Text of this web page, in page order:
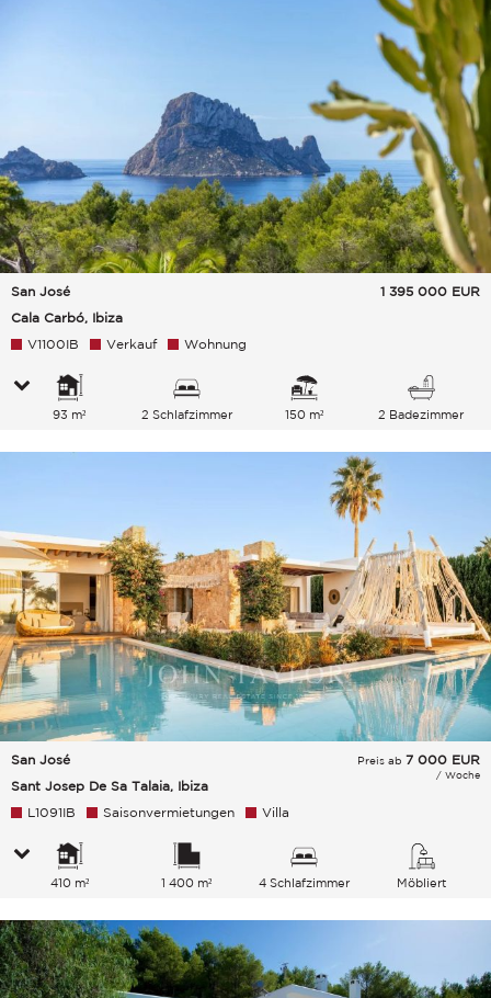
San José
Cala Carbó, Ibiza
1 395 000 EUR
V1100IB Verkauf Wohnung
93 m² 2 Schlafzimmer 150 m² 2 Badezimmer
San José
Sant Josep De Sa Talaia, Ibiza
Preis ab 7 000 EUR
/ Woche
L1091IB Saisonvermietungen Villa
410 m² 1 400 m² 4 Schlafzimmer Möbliert